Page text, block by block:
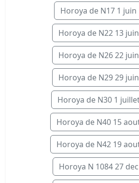
Horoya de N17 1 juin
Horoya de N22 13
Horoya de N26 22
Horoya de N29 29
Horoya de N30 1
Horoya de N40 15
Horoya de N42 19
Horoya N 1084 27